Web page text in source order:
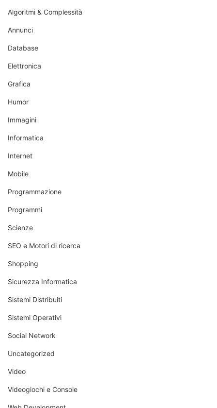
Algoritmi & Complessità
Annunci
Database
Elettronica
Grafica
Humor
Immagini
Informatica
Internet
Mobile
Programmazione
Programmi
Scienze
SEO e Motori di ricerca
Shopping
Sicurezza Informatica
Sistemi Distribuiti
Sistemi Operativi
Social Network
Uncategorized
Video
Videogiochi e Console